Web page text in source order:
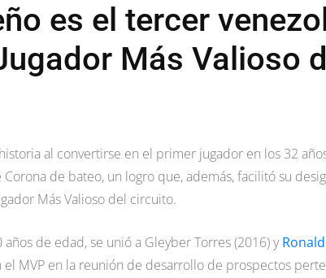
es el tercer
Más Valioso
al convertirse en el primer jugador en los 32
de bateo, un logro que, además, facilitó su
Más Valioso del circuito.
de edad, se unió a Gleyber Torres (2016) y
el MVP en la reunión de desarrollo de prospectos